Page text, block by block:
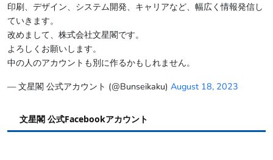
印刷、デザイン、システム開発、キャリアなど、幅広く情報発信し
ていきます。
改めまして、株式会社文星閣です。
よろしくお願いします。
中の人のアカウントも別に作るかもしれません。
— 文星閣 公式アカウント (@Bunseikaku) August 18, 2023
文星閣 公式Facebookアカウント